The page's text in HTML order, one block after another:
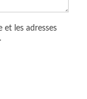
les adresses